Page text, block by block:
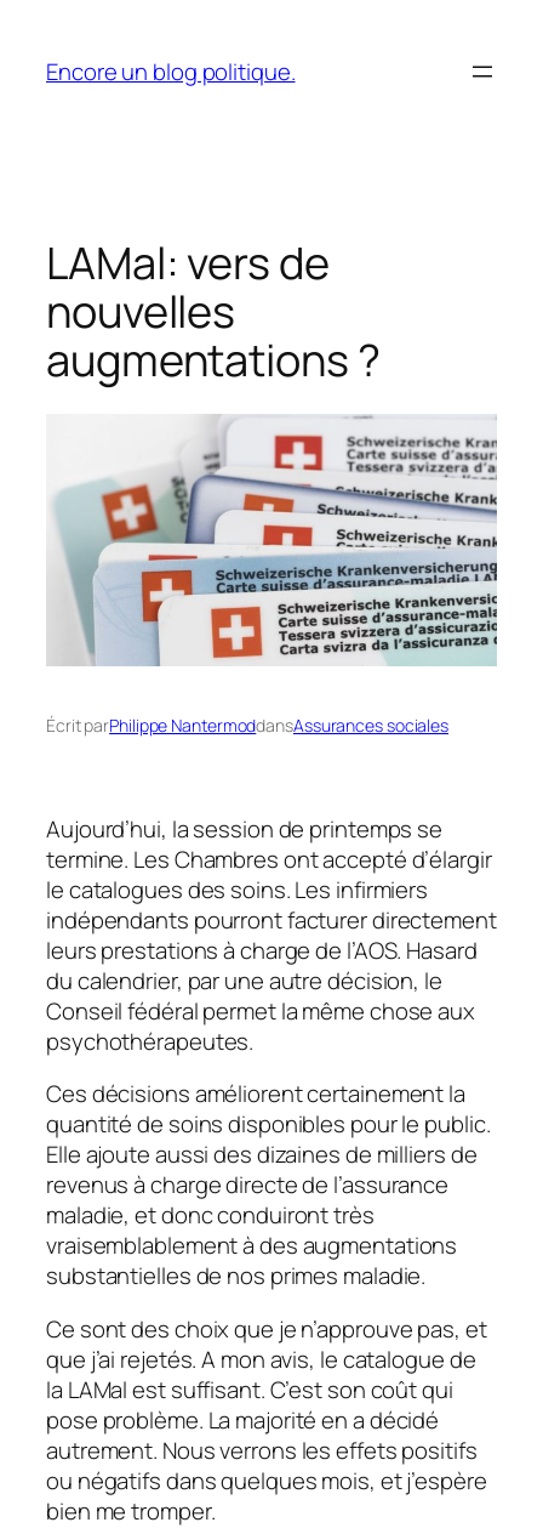
contenu
Encore un blog politique.
LAMal: vers de
nouvelles
augmentations ?
Écrit parPhilippe NantermoddansAssurances sociales
Aujourd’hui, la session de printemps se
termine. Les Chambres ont accepté d’élargir
le catalogues des soins. Les infirmiers
indépendants pourront facturer directement
leurs prestations à charge de l’AOS. Hasard
du calendrier, par une autre décision, le
Conseil fédéral permet la même chose aux
psychothérapeutes.
Ces décisions améliorent certainement la
quantité de soins disponibles pour le public.
Elle ajoute aussi des dizaines de milliers de
revenus à charge directe de l’assurance
maladie, et donc conduiront très
vraisemblablement à des augmentations
substantielles de nos primes maladie.
Ce sont des choix que je n’approuve pas, et
que j’ai rejetés. A mon avis, le catalogue de
la LAMal est suffisant. C’est son coût qui
pose problème. La majorité en a décidé
autrement. Nous verrons les effets positifs
ou négatifs dans quelques mois, et j’espère
bien me tromper.